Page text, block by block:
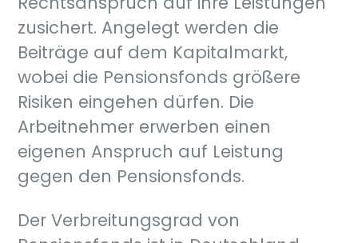
zusichert. Angelegt werden die
Beiträge auf dem Kapitalmarkt,
wobei die Pensionsfonds größere
Risiken eingehen dürfen. Die
Arbeitnehmer erwerben einen
eigenen Anspruch auf Leistung
gegen den Pensionsfonds.
Der Verbreitungsgrad von